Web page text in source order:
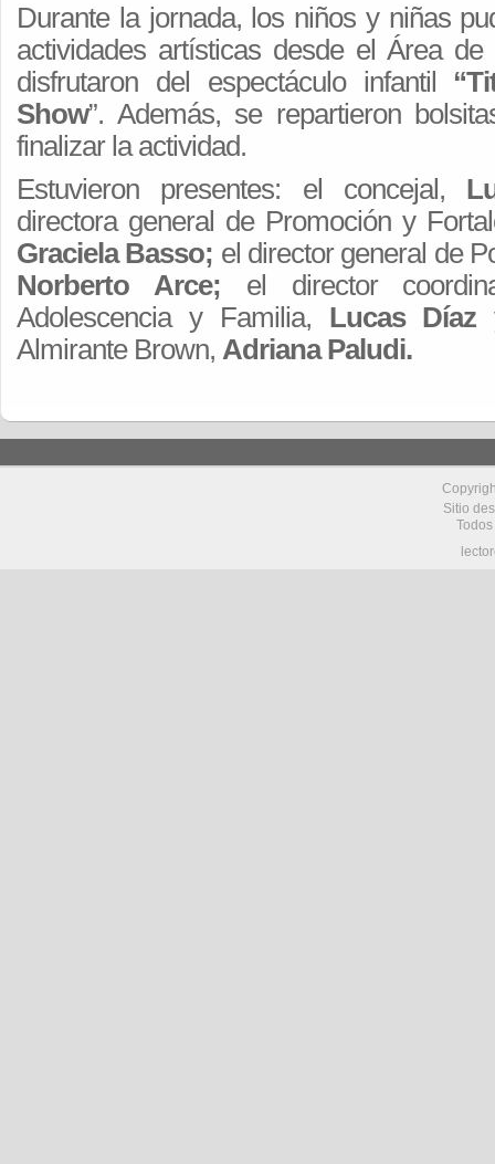
Durante la jornada, los niños y niñas
actividades artísticas desde el Área
disfrutaron del espectáculo infantil
Show”. Además, se repartieron
finalizar la actividad.
Estuvieron presentes: el concejal,
directora general de Promoción y
Graciela Basso; el director general de
Norberto Arce; el director
Adolescencia y Familia, Lucas Díaz
Almirante Brown, Adriana Paludi.
Sitio